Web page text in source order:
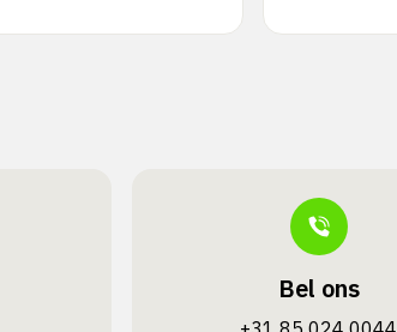
Bel ons